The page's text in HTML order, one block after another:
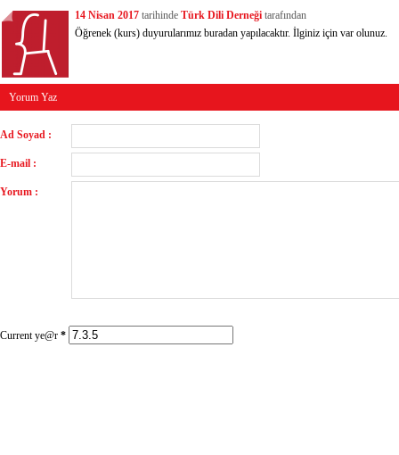
14 Nisan 2017 tarihinde Türk Dili Derneği tarafından
Öğrenek (kurs) duyurularımız buradan yapılacaktır. İlginiz için var olunuz.
Yorum Yaz
Ad Soyad :
E-mail :
Yorum :
Current ye@r *